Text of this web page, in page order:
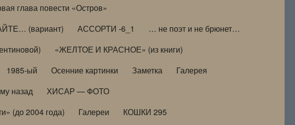
глава повести «Остров»
(вариант) АССОРТИ -6_1
… не поэт и не брюнет…
«ЖЕЛТОЕ И КРАСНОЕ» (из книги)
1985-ый Осенние картинки Заметка
Галерея
назад
ХИСАР — ФОТО
(до 2004 года) Галереи
КОШКИ 295